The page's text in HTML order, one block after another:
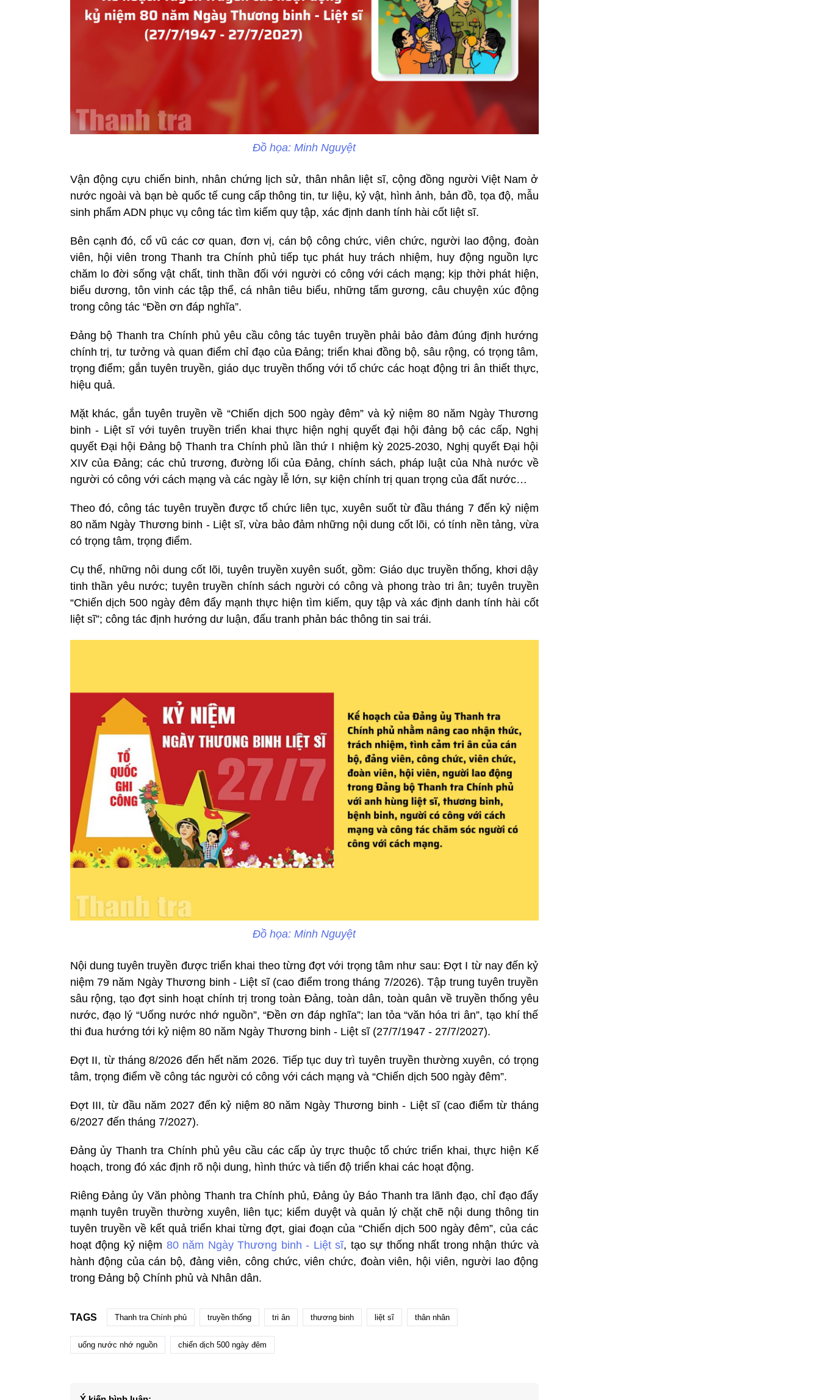
Đồ họa: Minh Nguyệt
Vận động cựu chiến binh, nhân chứng lịch sử, thân nhân liệt sĩ, cộng đồng người Việt Nam ở
nước ngoài và bạn bè quốc tế cung cấp thông tin, tư liệu, kỷ vật, hình ảnh, bản đồ, tọa độ, mẫu
sinh phẩm ADN phục vụ công tác tìm kiếm quy tập, xác định danh tính hài cốt liệt sĩ.
Bên cạnh đó, cổ vũ các cơ quan, đơn vị, cán bộ công chức, viên chức, người lao động, đoàn
viên, hội viên trong Thanh tra Chính phủ tiếp tục phát huy trách nhiệm, huy động nguồn lực
chăm lo đời sống vật chất, tinh thần đối với người có công với cách mạng; kịp thời phát hiện,
biểu dương, tôn vinh các tập thể, cá nhân tiêu biểu, những tấm gương, câu chuyện xúc động
trong công tác “Đền ơn đáp nghĩa”.
Đảng bộ Thanh tra Chính phủ yêu cầu công tác tuyên truyền phải bảo đảm đúng định hướng
chính trị, tư tưởng và quan điểm chỉ đạo của Đảng; triển khai đồng bộ, sâu rộng, có trọng tâm,
trọng điểm; gắn tuyên truyền, giáo dục truyền thống với tổ chức các hoạt động tri ân thiết thực,
hiệu quả.
Mặt khác, gắn tuyên truyền về “Chiến dịch 500 ngày đêm” và kỷ niệm 80 năm Ngày Thương
binh - Liệt sĩ với tuyên truyền triển khai thực hiện nghị quyết đại hội đảng bộ các cấp, Nghị
quyết Đại hội Đảng bộ Thanh tra Chính phủ lần thứ I nhiệm kỳ 2025-2030, Nghị quyết Đại hội
XIV của Đảng; các chủ trương, đường lối của Đảng, chính sách, pháp luật của Nhà nước về
người có công với cách mạng và các ngày lễ lớn, sự kiện chính trị quan trọng của đất nước…
Theo đó, công tác tuyên truyền được tổ chức liên tục, xuyên suốt từ đầu tháng 7 đến kỷ niệm
80 năm Ngày Thương binh - Liệt sĩ, vừa bảo đảm những nội dung cốt lõi, có tính nền tảng, vừa
có trọng tâm, trọng điểm.
Cụ thể, những nôi dung cốt lõi, tuyên truyền xuyên suốt, gồm: Giáo dục truyền thống, khơi dậy
tinh thần yêu nước; tuyên truyền chính sách người có công và phong trào tri ân; tuyên truyền
“Chiến dịch 500 ngày đêm đẩy mạnh thực hiện tìm kiếm, quy tập và xác định danh tính hài cốt
liệt sĩ”; công tác định hướng dư luận, đấu tranh phản bác thông tin sai trái.
Đồ họa: Minh Nguyệt
Nội dung tuyên truyền được triển khai theo từng đợt với trọng tâm như sau: Đợt I từ nay đến kỷ
niệm 79 năm Ngày Thương binh - Liệt sĩ (cao điểm trong tháng 7/2026). Tập trung tuyên truyền
sâu rộng, tạo đợt sinh hoạt chính trị trong toàn Đảng, toàn dân, toàn quân về truyền thống yêu
nước, đạo lý “Uống nước nhớ nguồn”, “Đền ơn đáp nghĩa”; lan tỏa “văn hóa tri ân”, tạo khí thế
thi đua hướng tới kỷ niệm 80 năm Ngày Thương binh - Liệt sĩ (27/7/1947 - 27/7/2027).
Đợt II, từ tháng 8/2026 đến hết năm 2026. Tiếp tục duy trì tuyên truyền thường xuyên, có trọng
tâm, trọng điểm về công tác người có công với cách mạng và “Chiến dịch 500 ngày đêm”.
Đợt III, từ đầu năm 2027 đến kỷ niệm 80 năm Ngày Thương binh - Liệt sĩ (cao điểm từ tháng
6/2027 đến tháng 7/2027).
Đảng ủy Thanh tra Chính phủ yêu cầu các cấp ủy trực thuộc tổ chức triển khai, thực hiện Kế
hoạch, trong đó xác định rõ nội dung, hình thức và tiến độ triển khai các hoạt động.
Riêng Đảng ủy Văn phòng Thanh tra Chính phủ, Đảng ủy Báo Thanh tra lãnh đạo, chỉ đạo đẩy
mạnh tuyên truyền thường xuyên, liên tục; kiểm duyệt và quản lý chặt chẽ nội dung thông tin
tuyên truyền về kết quả triển khai từng đợt, giai đoạn của “Chiến dịch 500 ngày đêm”, của các
hoạt động kỷ niệm 80 năm Ngày Thương binh - Liệt sĩ, tạo sự thống nhất trong nhận thức và
hành động của cán bộ, đảng viên, công chức, viên chức, đoàn viên, hội viên, người lao động
trong Đảng bộ Chính phủ và Nhân dân.
TAGS Thanh tra Chính phủ truyền thống tri ân thương binh liệt sĩ thân nhân
uống nước nhớ nguồn chiến dịch 500 ngày đêm